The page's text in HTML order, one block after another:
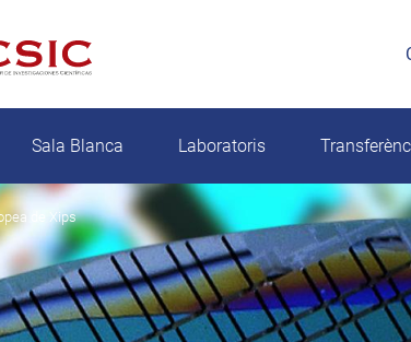
Sala Blanca Laboratoris
de Xips